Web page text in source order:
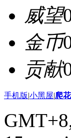
威望
金币
贡献
手机版|小黑屋|爬